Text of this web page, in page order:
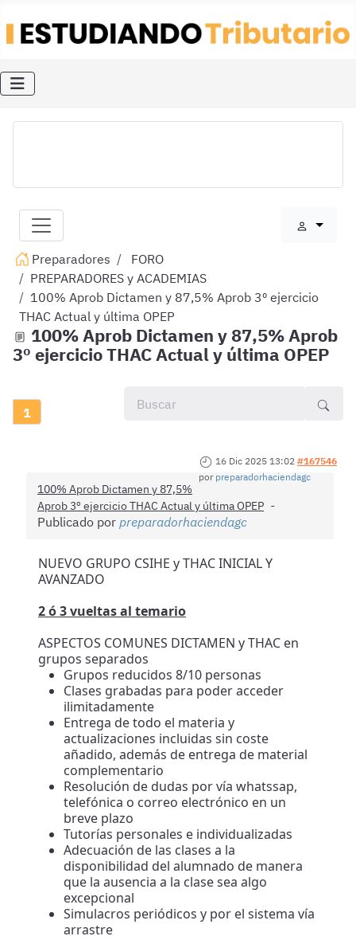
Preparadores
FORO
PREPARADORES y ACADEMIAS
100% Aprob Dictamen y 87,5% Aprob 3º ejercicio
THAC Actual y última OPEP
100% Aprob Dictamen y 87,5% Aprob
3º ejercicio THAC Actual y última OPEP
1
16 Dic 2025 13:02 #167546
por preparadorhaciendagc
100% Aprob Dictamen y 87,5%
Aprob 3º ejercicio THAC Actual y última OPEP
Publicado por preparadorhaciendagc
NUEVO GRUPO CSIHE y THAC INICIAL Y
AVANZADO
2 ó 3 vueltas al temario
ASPECTOS COMUNES DICTAMEN y THAC en
grupos separados
Grupos reducidos 8/10 personas
Clases grabadas para poder acceder
ilimitadamente
Entrega de todo el materia y
actualizaciones incluidas sin coste
añadido, además de entrega de material
complementario
Resolución de dudas por vía whatssap,
telefónica o correo electrónico en un
breve plazo
Tutorías personales e individualizadas
Adecuación de las clases a la
disponibilidad del alumnado de manera
que la ausencia a la clase sea algo
excepcional
Simulacros periódicos y por el sistema vía
arrastre